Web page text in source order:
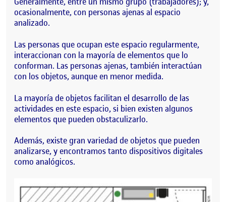
ocasionalmente, con personas ajenas al espacio
analizado.
Las personas que ocupan este espacio regularmente,
interaccionan con la mayoría de elementos que lo
conforman. Las personas ajenas, también interactúan
con los objetos, aunque en menor medida.
La mayoría de objetos facilitan el desarrollo de las
actividades en este espacio, si bien existen algunos
elementos que pueden obstaculizarlo.
Además, existe gran variedad de objetos que pueden
analizarse, y encontramos tanto dispositivos digitales
como analógicos.